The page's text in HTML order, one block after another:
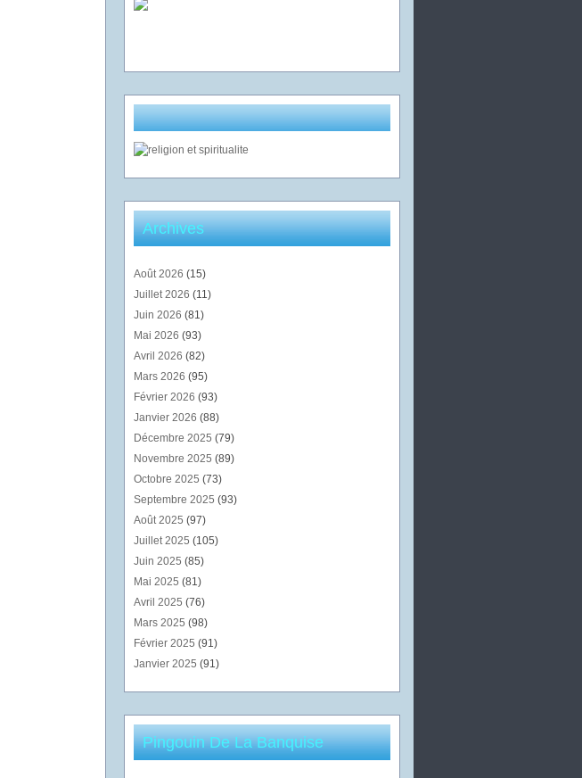
Archives
Août 2026 (15)
Juillet 2026 (11)
Juin 2026 (81)
Mai 2026 (93)
Avril 2026 (82)
Mars 2026 (95)
Février 2026 (93)
Janvier 2026 (88)
Décembre 2025 (79)
Novembre 2025 (89)
Octobre 2025 (73)
Septembre 2025 (93)
Août 2025 (97)
Juillet 2025 (105)
Juin 2025 (85)
Mai 2025 (81)
Avril 2025 (76)
Mars 2025 (98)
Février 2025 (91)
Janvier 2025 (91)
Pingouin De La Banquise